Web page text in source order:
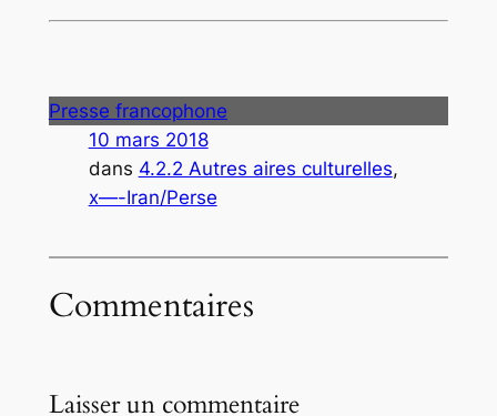
Presse francophone
10 mars 2018
dans 4.2.2 Autres aires culturelles
x—-Iran/Perse
Commentaires
Laisser un commentaire